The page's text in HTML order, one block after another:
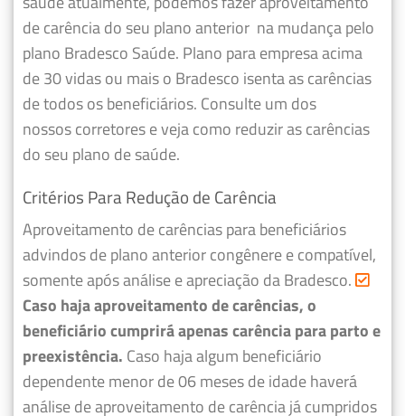
de carência do seu plano anterior na mudança pelo
plano Bradesco Saúde. Plano para empresa acima
de 30 vidas ou mais o Bradesco isenta as carências
de todos os beneficiários. Consulte um dos
nossos corretores e veja como reduzir as carências
do seu plano de saúde.
Critérios Para Redução de Carência
Aproveitamento de carências para beneficiários
advindos de plano anterior congênere e compatível,
somente após análise e apreciação da Bradesco.
Caso haja aproveitamento de carências, o
beneficiário cumprirá apenas carência para parto e
preexistência. Caso haja algum beneficiário
dependente menor de 06 meses de idade haverá
análise de aproveitamento de carência já cumpridos